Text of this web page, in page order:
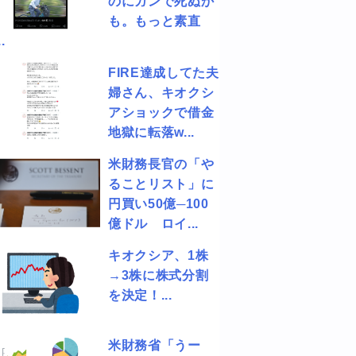
も。もっと素直
FIRE達成してた夫
婦さん、キオクシ
アショックで借金
地獄に転落w...
米財務長官の「や
ることリスト」に
円買い50億─100
億ドル ロイ...
キオクシア、1株
→3株に株式分割
を決定！...
米財務省「うー